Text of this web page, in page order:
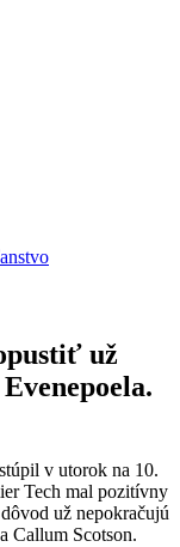
už
v utorok na 10.
Tech mal pozitívny
už nepokračujú
Callum Scotson.